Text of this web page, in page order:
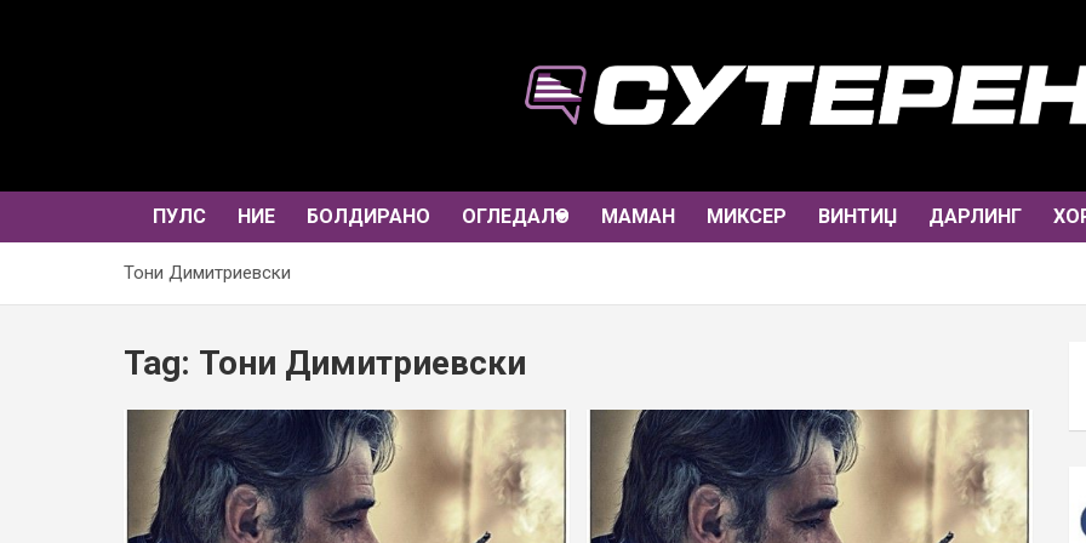
ПУЛС НИЕ БОЛДИРАНО ОГЛЕДАЛО МАМАН МИКСЕР ВИНТИЏ ДАРЛИНГ
Тони Димитриевски
Tag: Тони Димитриевски